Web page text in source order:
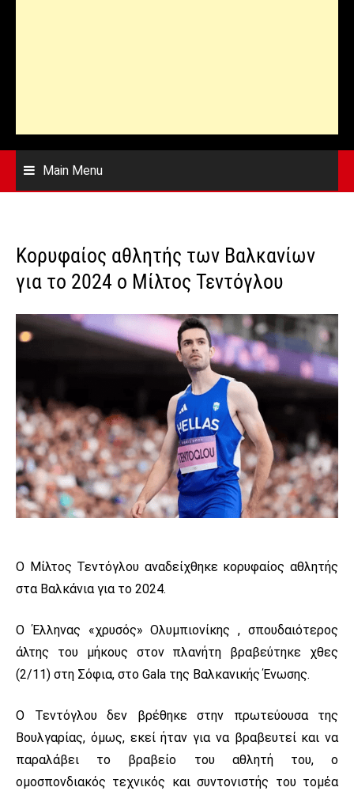
Main Menu
Κορυφαίος αθλητής των Βαλκανίων
για το 2024 ο Μίλτος Τεντόγλου
Ο Μίλτος Τεντόγλου αναδείχθηκε κορυφαίος αθλητής
στα Βαλκάνια για το 2024.
Ο Έλληνας «χρυσός» Ολυμπιονίκης , σπουδαιότερος
άλτης του μήκους στον πλανήτη βραβεύτηκε χθες
(2/11) στη Σόφια, στο Gala της Βαλκανικής Ένωσης.
Ο Τεντόγλου δεν βρέθηκε στην πρωτεύουσα της
Βουλγαρίας, όμως, εκεί ήταν για να βραβευτεί και να
παραλάβει το βραβείο του αθλητή του, ο
ομοσπονδιακός τεχνικός και συντονιστής του τομέα